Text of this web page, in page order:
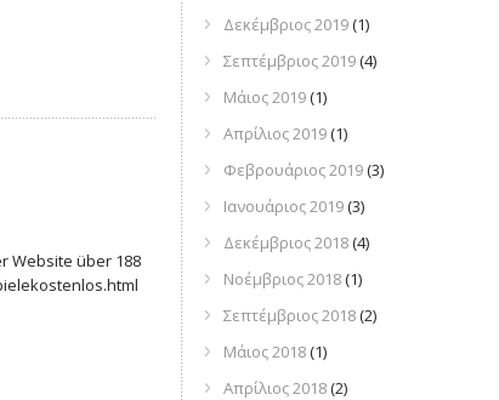
Website über 188
Δεκέμβριος 2019(1)
Σεπτέμβριος 2019(4)
Μάιος 2019(1)
Απρίλιος 2019(1)
Φεβρουάριος 2019(3)
Ιανουάριος 2019(3)
Δεκέμβριος 2018(4)
Νοέμβριος 2018(1)
Σεπτέμβριος 2018(2)
Μάιος 2018(1)
Απρίλιος 2018(2)